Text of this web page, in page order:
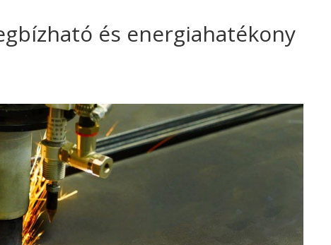
és energiahatékony